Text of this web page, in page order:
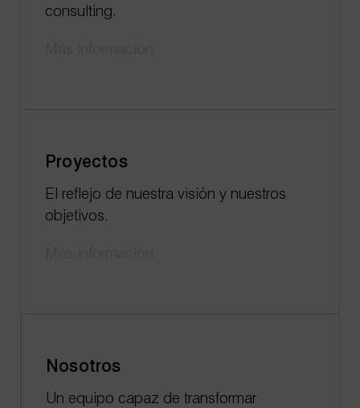
consulting.
Proyectos
El reflejo de nuestra visión y nuestros
objetivos.
Nosotros
Un equipo capaz de transformar